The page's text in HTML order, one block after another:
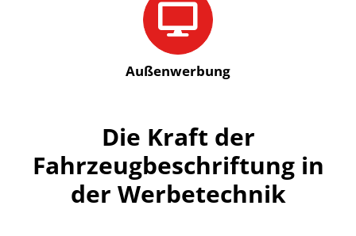
Außen­werbung
Die Kraft der
Fahrzeugbeschriftung in
der Werbetechnik